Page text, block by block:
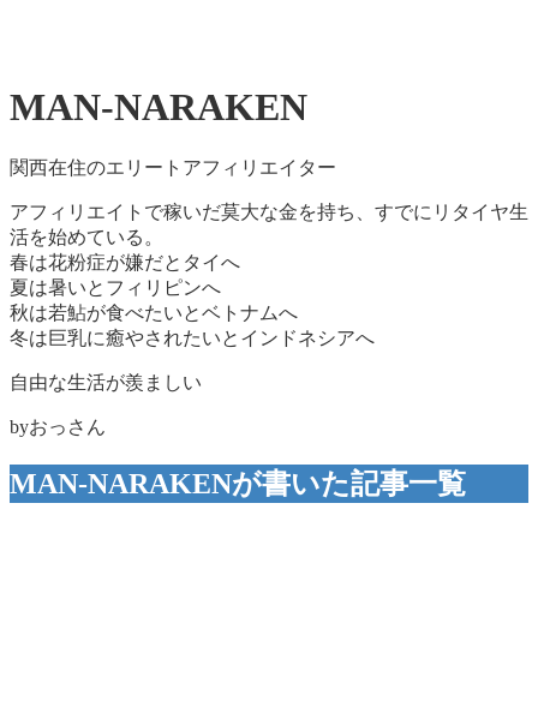
MAN-NARAKEN
関西在住のエリートアフィリエイター
アフィリエイトで稼いだ莫大な金を持ち、すでにリタイヤ生
活を始めている。
春は花粉症が嫌だとタイへ
夏は暑いとフィリピンへ
秋は若鮎が食べたいとベトナムへ
冬は巨乳に癒やされたいとインドネシアへ
自由な生活が羨ましい
byおっさん
MAN-NARAKENが書いた記事一覧